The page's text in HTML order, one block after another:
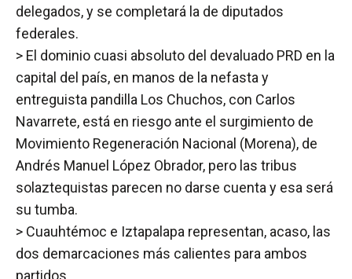
delegados, y se completará la de diputados
federales.
> El dominio cuasi absoluto del devaluado PRD en la
capital del país, en manos de la nefasta y
entreguista pandilla Los Chuchos, con Carlos
Navarrete, está en riesgo ante el surgimiento de
Movimiento Regeneración Nacional (Morena), de
Andrés Manuel López Obrador, pero las tribus
solaztequistas parecen no darse cuenta y esa será
su tumba.
> Cuauhtémoc e Iztapalapa representan, acaso, las
dos demarcaciones más calientes para ambos